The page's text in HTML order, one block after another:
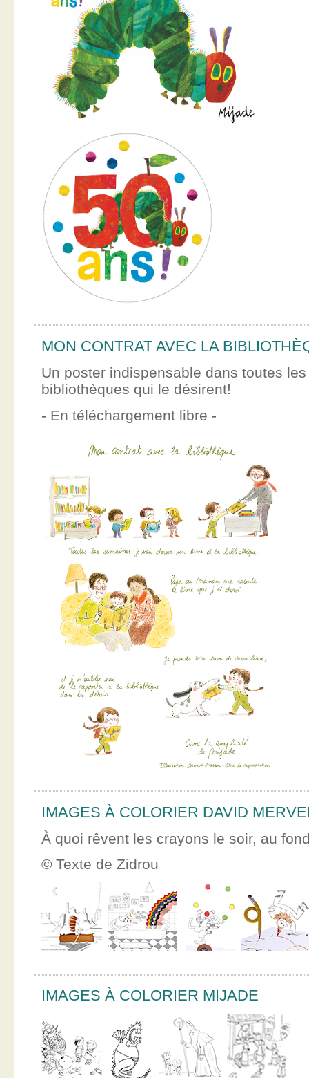
MON CONTRAT AVEC LA
Un poster indispensable dans toutes
bibliothèques qui le désirent!
- En téléchargement libre -
IMAGES À COLORIER DAVID
À quoi rêvent les crayons le soir, au
© Texte de Zidrou
IMAGES À COLORIER MIJADE